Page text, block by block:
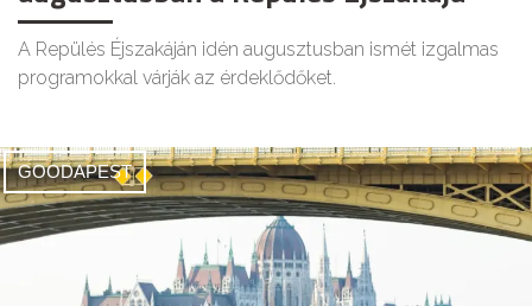
A Repülés Éjszakáján idén augusztusban ismét izgalmas
programokkal várják az érdeklődőket.
GOODAPEST